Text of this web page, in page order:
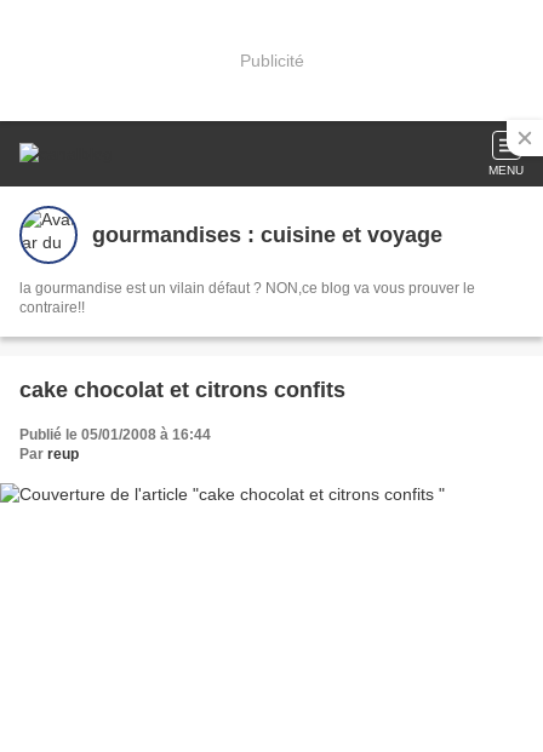
Publicité
MENU
gourmandises : cuisine et voyage
la gourmandise est un vilain défaut ? NON,ce blog va vous prouver le
contraire!!
cake chocolat et citrons confits
Publié le 05/01/2008 à 16:44
Par reup